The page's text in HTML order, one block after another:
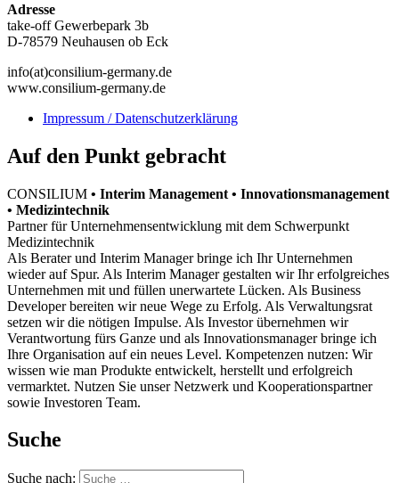
Adresse
take-off Gewerbepark 3b
D-78579 Neuhausen ob Eck
info(at)consilium-germany.de
www.consilium-germany.de
Impressum / Datenschutzerklärung
Auf den Punkt gebracht
CONSILIUM • Interim Management • Innovationsmanagement
• Medizintechnik
Partner für Unternehmensentwicklung mit dem Schwerpunkt
Medizintechnik
Als Berater und Interim Manager bringe ich Ihr Unternehmen
wieder auf Spur. Als Interim Manager gestalten wir Ihr erfolgreiches
Unternehmen mit und füllen unerwartete Lücken. Als Business
Developer bereiten wir neue Wege zu Erfolg. Als Verwaltungsrat
setzen wir die nötigen Impulse. Als Investor übernehmen wir
Verantwortung fürs Ganze und als Innovationsmanager bringe ich
Ihre Organisation auf ein neues Level. Kompetenzen nutzen: Wir
wissen wie man Produkte entwickelt, herstellt und erfolgreich
vermarktet. Nutzen Sie unser Netzwerk und Kooperationspartner
sowie Investoren Team.
Suche
Suche nach: